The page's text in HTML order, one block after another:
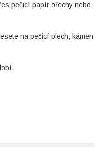
pečicí papír ořechy nebo
na pečicí plech, kámen